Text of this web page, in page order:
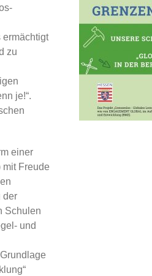
ermächtigt
zu
je!“.
einer
mit Freude
der
Schulen
und